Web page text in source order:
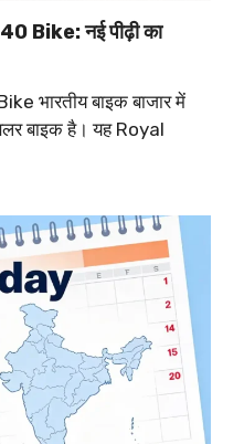
Bike: नई पीढ़ी का
भारतीय बाइक बाजार में
बाइक है। यह Royal